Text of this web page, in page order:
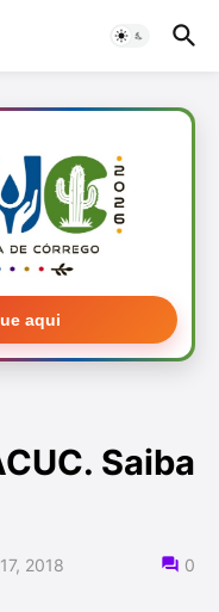
aqui
Saiba
2018 0